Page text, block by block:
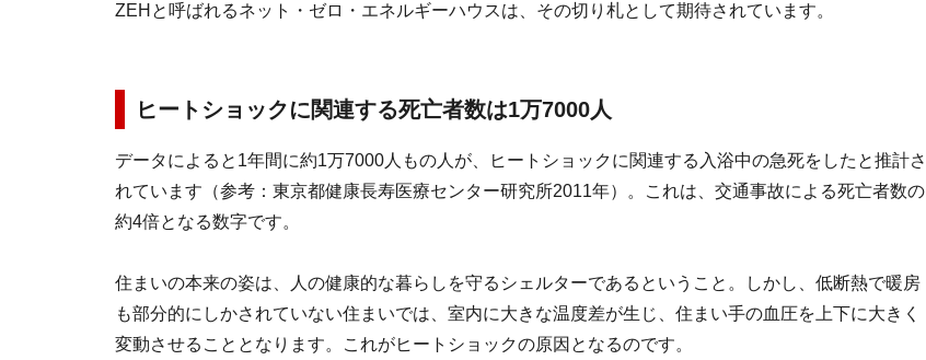
ZEHと呼ばれるネット・ゼロ・エネルギーハウスは、その切り札として期待されています。
ヒートショックに関連する死亡者数は1万7000人
データによると1年間に約1万7000人もの人が、ヒートショックに関連する入浴中の急死をしたと推計さ
れています（参考：東京都健康長寿医療センター研究所2011年）。これは、交通事故による死亡者数の
約4倍となる数字です。
住まいの本来の姿は、人の健康的な暮らしを守るシェルターであるということ。しかし、低断熱で暖房
も部分的にしかされていない住まいでは、室内に大きな温度差が生じ、住まい手の血圧を上下に大きく
変動させることとなります。これがヒートショックの原因となるのです。